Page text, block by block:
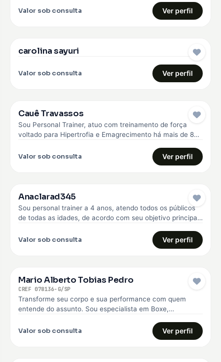
Valor sob consulta Ver perfil
EMBAIXADOR
carolina sayuri
Valor sob consulta Ver perfil
EMBAIXADOR
Cauê Travassos
Sou Personal Trainer, atuo com treinamento de força
voltado para Hipertrofia e Emagrecimento há mais de 8
Valor sob consulta Ver perfil
Anaclarad345
Sou personal trainer a 4 anos, atendo todos os públicos
de todas as idades, de acordo com seu objetivo principal,
Valor sob consulta Ver perfil
Mario Alberto Tobias Pedro
CREF 078136-G/SP
Transforme seu corpo e sua performance com quem
entende do assunto. Sou especialista em Boxe,
Valor sob consulta Ver perfil